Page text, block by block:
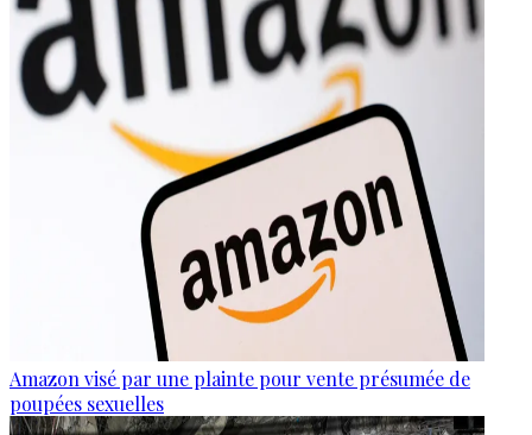
Amazon visé par une plainte pour vente présumée de
poupées sexuelles